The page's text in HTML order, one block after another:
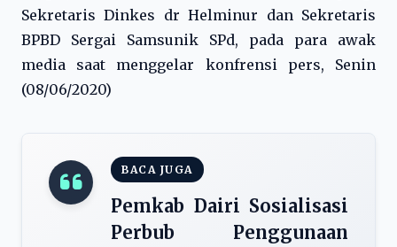
Sekretaris Dinkes dr Helminur dan Sekretaris
BPBD Sergai Samsunik SPd, pada para awak
media saat menggelar konfrensi pers, Senin
(08/06/2020)
BACA JUGA
Pemkab Dairi Sosialisasi
Perbub Penggunaan